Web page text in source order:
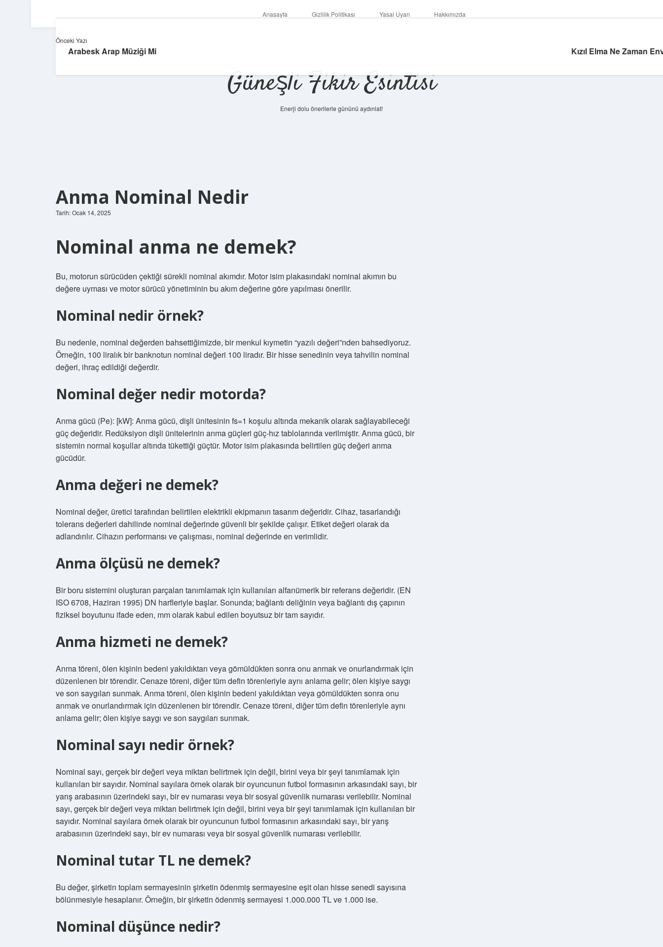
Anasayfa Gizlilik Politikası Yasal Uyarı Hakkımızda
Güneşli Fikir Esintisi
Enerji dolu önerilerle gününü aydınlat!
Anma Nominal Nedir
Tarih: Ocak 14, 2025
Nominal anma ne demek?
Bu, motorun sürücüden çektiği sürekli nominal akımdır. Motor isim plakasındaki nominal akımın bu
değere uyması ve motor sürücü yönetiminin bu akım değerine göre yapılması önerilir.
Nominal nedir örnek?
Bu nedenle, nominal değerden bahsettiğimizde, bir menkul kıymetin “yazılı değeri”nden bahsediyoruz.
Örneğin, 100 liralık bir banknotun nominal değeri 100 liradır. Bir hisse senedinin veya tahvilin nominal
değeri, ihraç edildiği değerdir.
Nominal değer nedir motorda?
Anma gücü (Pe): [kW]: Anma gücü, dişli ünitesinin fs=1 koşulu altında mekanik olarak sağlayabileceği
güç değeridir. Redüksiyon dişli ünitelerinin anma güçleri güç-hız tablolarında verilmiştir. Anma gücü, bir
sistemin normal koşullar altında tükettiği güçtür. Motor isim plakasında belirtilen güç değeri anma
gücüdür.
Anma değeri ne demek?
Nominal değer, üretici tarafından belirtilen elektrikli ekipmanın tasarım değeridir. Cihaz, tasarlandığı
tolerans değerleri dahilinde nominal değerinde güvenli bir şekilde çalışır. Etiket değeri olarak da
adlandırılır. Cihazın performansı ve çalışması, nominal değerinde en verimlidir.
Anma ölçüsü ne demek?
Bir boru sistemini oluşturan parçaları tanımlamak için kullanılan alfanümerik bir referans değeridir. (EN
ISO 6708, Haziran 1995) DN harfleriyle başlar. Sonunda; bağlantı deliğinin veya bağlantı dış çapının
fiziksel boyutunu ifade eden, mm olarak kabul edilen boyutsuz bir tam sayıdır.
Anma hizmeti ne demek?
Anma töreni, ölen kişinin bedeni yakıldıktan veya gömüldükten sonra onu anmak ve onurlandırmak için
düzenlenen bir törendir. Cenaze töreni, diğer tüm defin törenleriyle aynı anlama gelir; ölen kişiye saygı
ve son saygıları sunmak. Anma töreni, ölen kişinin bedeni yakıldıktan veya gömüldükten sonra onu
anmak ve onurlandırmak için düzenlenen bir törendir. Cenaze töreni, diğer tüm defin törenleriyle aynı
anlama gelir; ölen kişiye saygı ve son saygıları sunmak.
Nominal sayı nedir örnek?
Nominal sayı, gerçek bir değeri veya miktarı belirtmek için değil, birini veya bir şeyi tanımlamak için
kullanılan bir sayıdır. Nominal sayılara örnek olarak bir oyuncunun futbol formasının arkasındaki sayı, bir
yarış arabasının üzerindeki sayı, bir ev numarası veya bir sosyal güvenlik numarası verilebilir. Nominal
sayı, gerçek bir değeri veya miktarı belirtmek için değil, birini veya bir şeyi tanımlamak için kullanılan bir
sayıdır. Nominal sayılara örnek olarak bir oyuncunun futbol formasının arkasındaki sayı, bir yarış
arabasının üzerindeki sayı, bir ev numarası veya bir sosyal güvenlik numarası verilebilir.
Nominal tutar TL ne demek?
Bu değer, şirketin toplam sermayesinin şirketin ödenmiş sermayesine eşit olan hisse senedi sayısına
bölünmesiyle hesaplanır. Örneğin, bir şirketin ödenmiş sermayesi 1.000.000 TL ve 1.000 ise.
Nominal düşünce nedir?
Önceki Yazı
Arabesk Arap Müziği Mi Kızıl Elma Ne Zaman